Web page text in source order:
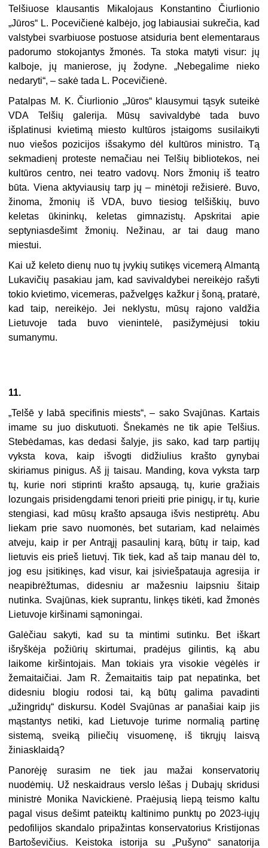
Telšiuose klausantis Mikalojaus Konstantino Čiurlionio
„Jūros“ L. Pocevičienė kalbėjo, jog labiausiai sukrečia, kad
valstybei svarbiuose postuose atsiduria bent elementaraus
padorumo stokojantys žmonės. Ta stoka matyti visur: jų
kalboje, jų manierose, jų žodyne. „Nebegalime nieko
nedaryti“, – sakė tada L. Pocevičienė.
Patalpas M. K. Čiurlionio „Jūros“ klausymui tąsyk suteikė
VDA Telšių galerija. Mūsų savivaldybė tada buvo
išplatinusi kvietimą miesto kultūros įstaigoms susilaikyti
nuo viešos pozicijos išsakymo dėl kultūros ministro. Tą
sekmadienį proteste nemačiau nei Telšių bibliotekos, nei
kultūros centro, nei teatro vadovų. Nors žmonių iš teatro
būta. Viena aktyviausių tarp jų – minėtoji režisierė. Buvo,
žinoma, žmonių iš VDA, buvo tiesiog telšiškių, buvo
keletas ūkininkų, keletas gimnazistų. Apskritai apie
septyniasdešimt žmonių. Nežinau, ar tai daug mano
miestui.
Kai už keleto dienų nuo tų įvykių sutikęs vicemerą Almantą
Lukavičių pasakiau jam, kad savivaldybei nereikėjo rašyti
tokio kvietimo, vicemeras, pažvelgęs kažkur į šoną, pratarė,
kad taip, nereikėjo. Jei neklystu, mūsų rajono valdžia
Lietuvoje tada buvo vienintelė, pasižymėjusi tokiu
sumanymu.
11.
„Telšē y labā specifinis miests“, – sako Svajūnas. Kartais
imame su juo diskutuoti. Šnekamės ne tik apie Telšius.
Stebėdamas, kas dedasi šalyje, jis sako, kad tarp partijų
vyksta kova, kaip išvogti didžiulius krašto gynybai
skiriamus pinigus. Aš jį taisau. Manding, kova vyksta tarp
tų, kurie nori stiprinti krašto apsaugą, tų, kurie gražiais
lozungais prisidengdami tenori prieiti prie pinigų, ir tų, kurie
stengiasi, kad mūsų krašto apsauga išvis nestiprėtų. Abu
liekam prie savo nuomonės, bet sutariam, kad nelaimės
atveju, kaip ir per Antrąjį pasaulinį karą, būtų ir taip, kad
lietuvis eis prieš lietuvį. Tik tiek, kad aš taip manau dėl to,
jog esu įsitikinęs, kad visur, kai įsiviešpatauja agresija ir
neapibrėžtumas, didesniu ar mažesniu laipsniu šitaip
nutinka. Svajūnas, kiek suprantu, linkęs tikėti, kad žmonės
Lietuvoje kiršinami sąmoningai.
Galėčiau sakyti, kad su ta mintimi sutinku. Bet iškart
išryškėja požiūrių skirtumai, pradėjus gilintis, ką abu
laikome kiršintojais. Man tokiais yra visokie vėgėlės ir
žemaitaičiai. Jam R. Žemaitaitis taip pat nepatinka, bet
didesniu blogiu rodosi tai, ką būtų galima pavadinti
„užingridų“ diskursu. Kodėl Svajūnas ar panašiai kaip jis
mąstantys netiki, kad Lietuvoje turime normalią partinę
sistemą, sveiką piliečių visuomenę, iš tikrųjų laisvą
žiniasklaidą?
Panorėję surasim ne tiek jau mažai konservatorių
nuodėmių. Už neskaidraus verslo lėšas į Dubajų skridusi
ministrė Monika Navickienė. Praėjusią liepą teismo kaltu
pagal visus dešimt pateiktų kaltinimo punktų po 2023-iųjų
pedofilijos skandalo pripažintas konservatorius Kristijonas
Bartoševičius. Keistoka istorija su „Pušyno“ sanatorija